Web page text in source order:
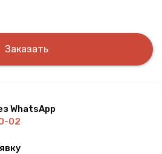
Заказать
WhatsApp
02